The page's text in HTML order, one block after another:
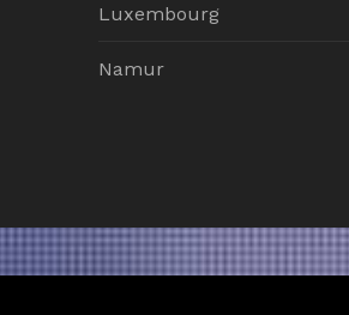
Luxembourg
Namur